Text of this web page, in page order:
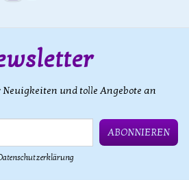
und tolle Angebote an
ABONNIEREN